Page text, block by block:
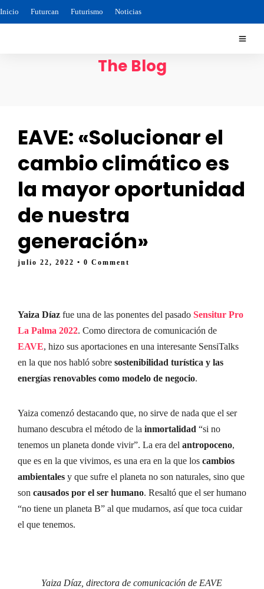
Inicio Futurcan Futurismo Noticias
The Blog
EAVE: «Solucionar el
cambio climático es
la mayor oportunidad
de nuestra
generación»
julio 22, 2022 • 0 Comment
Yaiza Díaz fue una de las ponentes del pasado Sensitur Pro
La Palma 2022. Como directora de comunicación de
EAVE, hizo sus aportaciones en una interesante SensiTalks
en la que nos habló sobre sostenibilidad turística y las
energías renovables como modelo de negocio.
Yaiza comenzó destacando que, no sirve de nada que el ser
humano descubra el método de la inmortalidad “si no
tenemos un planeta donde vivir”. La era del antropoceno,
que es en la que vivimos, es una era en la que los cambios
ambientales y que sufre el planeta no son naturales, sino que
son causados por el ser humano. Resaltó que el ser humano
“no tiene un planeta B” al que mudarnos, así que toca cuidar
el que tenemos.
Yaiza Díaz, directora de comunicación de EAVE